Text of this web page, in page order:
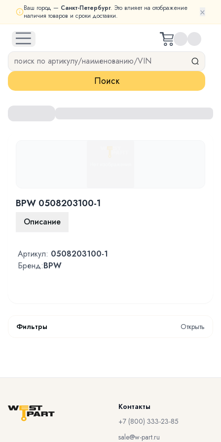
Ваш город — Санкт-Петербург. Это влияет на отображение
наличия товаров и сроки доставки.
×
open navigation menu
Поиск
BPW 0508203100-1
Описание
Артикул: 0508203100-1
Бренд:BPW
Фильтры Открыть
Контакты
+7 (800) 333-23-85
sale@w-part.ru